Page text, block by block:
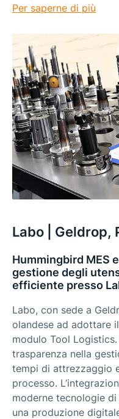
Per saperne di più
Labo | Geldrop,
Hummingbird MES e
gestione degli
efficiente presso
Labo, con sede a
olandese ad adottare
modulo Tool
trasparenza nella
tempi di attrezzaggio
processo.
moderne tecnologie
una produzione